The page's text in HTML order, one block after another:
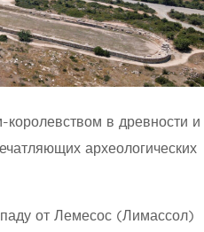
в древности и
археологических
от Лемесос (Лимассол)